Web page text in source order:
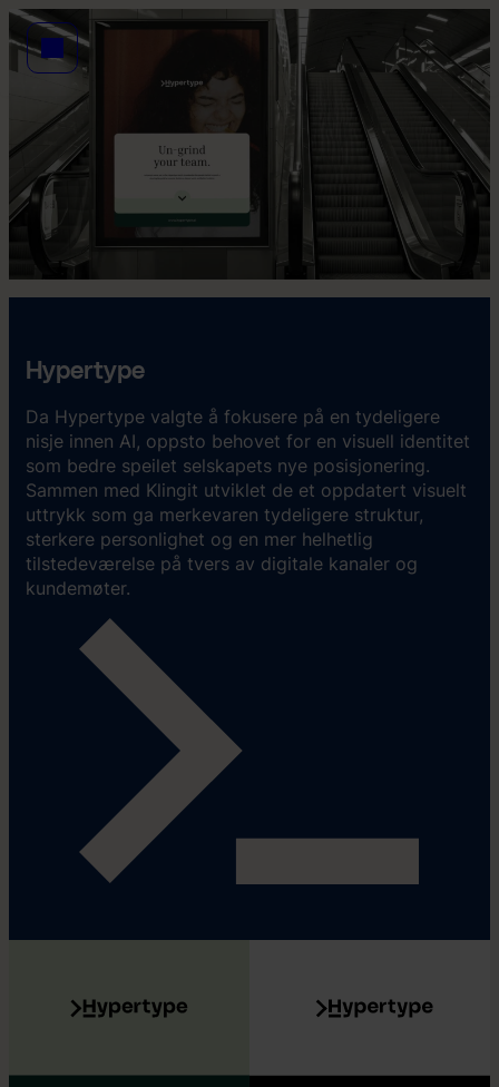
Hypertype
Da Hypertype valgte å fokusere på en tydeligere
nisje innen AI, oppsto behovet for en visuell identitet
som bedre speilet selskapets nye posisjonering.
Sammen med Klingit utviklet de et oppdatert visuelt
uttrykk som ga merkevaren tydeligere struktur,
sterkere personlighet og en mer helhetlig
tilstedeværelse på tvers av digitale kanaler og
kundemøter.